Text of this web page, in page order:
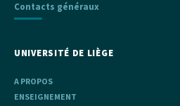
Contacts généraux
UNIVERSITÉ DE LIÈGE
A PROPOS
ENSEIGNEMENT